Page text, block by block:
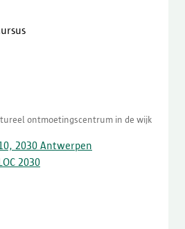
ontmoetingscentrum in de wijk
2030 Antwerpen
2030